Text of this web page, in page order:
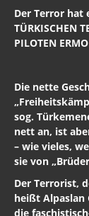
Der Terror hat
TÜRKISCHEN
PILOTEN
Die nette
sog.
nett an, ist
– wie vieles,
sie von
Der Terrorist,
heißt Alpaslan
die